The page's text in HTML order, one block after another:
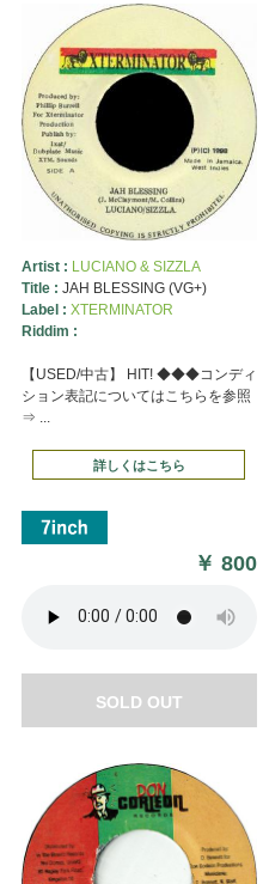
Artist : LUCIANO & SIZZLA
Title : JAH BLESSING (VG+)
Label : XTERMINATOR
Riddim :
【USED/中古】 HIT! ◆◆◆コンディ
ション表記についてはこちらを参照
⇒ ...
詳しくはこちら
￥800
SOLD OUT